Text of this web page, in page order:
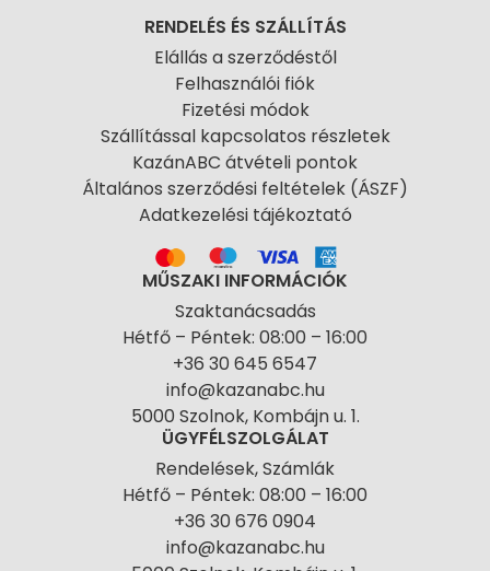
RENDELÉS ÉS SZÁLLÍTÁS
Elállás a szerződéstől
Felhasználói fiók
Fizetési módok
Szállítással kapcsolatos részletek
KazánABC átvételi pontok
Általános szerződési feltételek (ÁSZF)
Adatkezelési tájékoztató
MŰSZAKI INFORMÁCIÓK
Szaktanácsadás
Hétfő – Péntek: 08:00 – 16:00
+36 30 645 6547
info@kazanabc.hu
5000 Szolnok, Kombájn u. 1.
ÜGYFÉLSZOLGÁLAT
Rendelések, Számlák
Hétfő – Péntek: 08:00 – 16:00
+36 30 676 0904
info@kazanabc.hu